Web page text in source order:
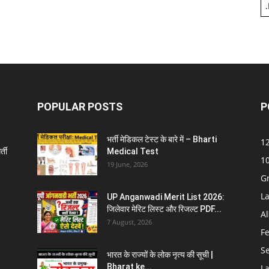
.
POPULAR POSTS
भर्ती मेडिकल टेस्ट के बारे में – Bharti
Medical Test
19 June, 2026
UP Anganwadi Merit List 2026:
जिलेवार मेरिट लिस्ट और रिजल्ट PDF...
7 August, 2026
भारत के राज्यों के लोक नृत्य की सूची |
Bharat ke...